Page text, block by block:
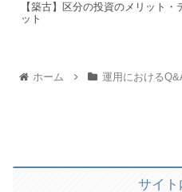
【築古】区分の投資のメリット・
ット
ホーム 運用における
サイト